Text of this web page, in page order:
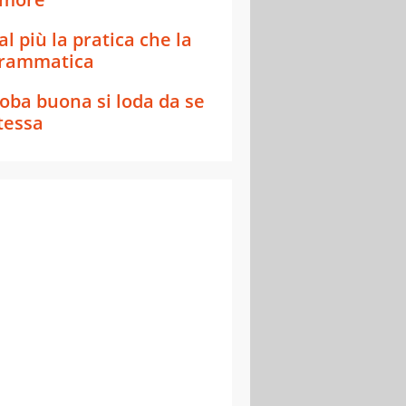
più la pratica che la
buona si loda da se